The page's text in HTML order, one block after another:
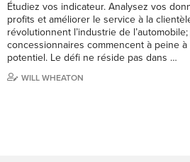
Étudiez vos indicateur. Analysez vos
profits et améliorer le service à la
révolutionnent l’industrie de
concessionnaires commencent à peine
potentiel. Le défi ne réside pas dans …
WILL WHEATON